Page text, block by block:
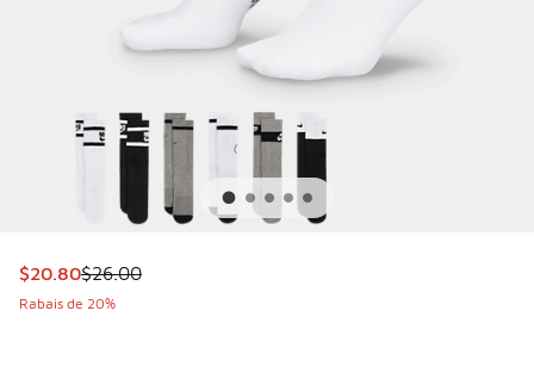
Cet article est en solde. Le prix est passé de $26.00 à
$20.80$26.00
Rabais de 20%